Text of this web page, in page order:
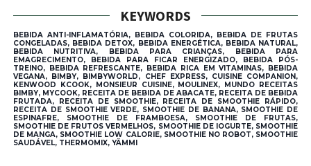
KEYWORDS
BEBIDA ANTI-INFLAMATÓRIA, BEBIDA COLORIDA, BEBIDA DE FRUTAS
CONGELADAS, BEBIDA DETOX, BEBIDA ENERGÉTICA, BEBIDA NATURAL,
BEBIDA NUTRITIVA, BEBIDA PARA CRIANÇAS, BEBIDA PARA
EMAGRECIMENTO, BEBIDA PARA FICAR ENERGIZADO, BEBIDA PÓS-
TREINO, BEBIDA REFRESCANTE, BEBIDA RICA EM VITAMINAS, BEBIDA
VEGANA, BIMBY, BIMBYWORLD, CHEF EXPRESS, CUISINE COMPANION,
KENWOOD KCOOK, MONSIEUR CUISINE, MOULINEX, MUNDO RECEITAS
BIMBY, MYCOOK, RECEITA DE BEBIDA DE ABACATE, RECEITA DE BEBIDA
FRUTADA, RECEITA DE SMOOTHIE, RECEITA DE SMOOTHIE RÁPIDO,
RECEITA DE SMOOTHIE VERDE, SMOOTHIE DE BANANA, SMOOTHIE DE
ESPINAFRE, SMOOTHIE DE FRAMBOESA, SMOOTHIE DE FRUTAS,
SMOOTHIE DE FRUTOS VERMELHOS, SMOOTHIE DE IOGURTE, SMOOTHIE
DE MANGA, SMOOTHIE LOW CALORIE, SMOOTHIE NO ROBOT, SMOOTHIE
SAUDÁVEL, THERMOMIX, YÄMMI